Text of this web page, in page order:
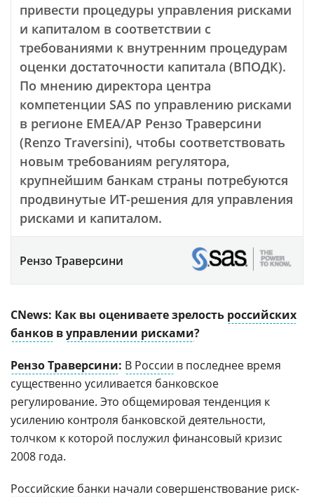
привести процедуры управления рисками
и капиталом в соответствии с
требованиями к внутренним процедурам
оценки достаточности капитала (ВПОДК).
По мнению директора центра
компетенции SAS по управлению рисками
в регионе EMEA/AP Рензо Траверсини
(Renzo Traversini), чтобы соответствовать
новым требованиям регулятора,
крупнейшим банкам страны потребуются
продвинутые ИТ-решения для управления
рисками и капиталом.
Рензо Траверсини
CNews: Как вы оцениваете зрелость российских
банков вуправлении рисками?
Рензо Траверсини: В России в последнее время
существенно усиливается банковское
регулирование. Это общемировая тенденция к
усилению контроля банковской деятельности,
толчком к которой послужил финансовый кризис
2008 года.
Российские банки начали совершенствование риск-